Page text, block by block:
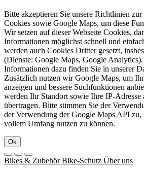
Bitte akzeptieren Sie unsere Richtlinien
Cookies sowie Google Maps, um diese
Wir setzen auf dieser Webseite Cookies,
Informationen möglichst schnell und
werden auch Cookies Dritter gesetzt,
(Dienste: Google Maps, Google
Informationen dazu finden Sie in unserer
Zusätzlich nutzen wir Google Maps, um
anzeigen und bessere Suchfunktionen
werden Ihr Standort sowie Ihre IP-Adresse
übertragen. Bitte stimmen Sie der
der Verwendung der Google Maps API zu,
vollem Umfang nutzen zu können.
Ok
Bikes & ZubehörBike-Schutz Über uns